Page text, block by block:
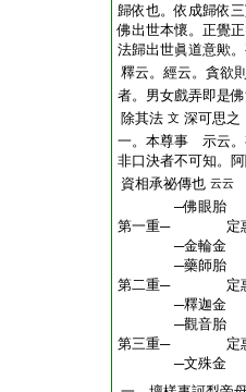
歸依也。依成歸依
佛出世本懷。正覺
法歸出世眞道意歟
釋云。經云。貪欲
者。男女戲弄即是
除其法 文 深可思之
一。本尊事 示云。
非口決者不可知。
資相承祕傳也 云云
─佛眼胎
第一重─ 定惠
─金輪金
─藥師胎
第二重─ 定惠
─釋迦金
─觀音胎
第三重─ 定惠
─文殊金